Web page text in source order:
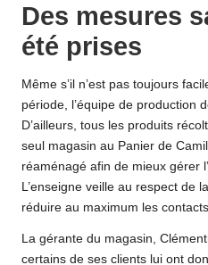
Des mesures
été prises
Même s’il n’est pas toujours
période, l’équipe de production
D’ailleurs, tous les produits
seul magasin au Panier de
réaménagé afin de mieux gérer
L’enseigne veille au respect de
réduire au maximum les
La gérante du magasin,
certains de ses clients lui ont